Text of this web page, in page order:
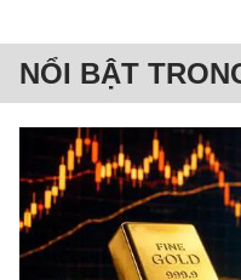
NỔI BẬT